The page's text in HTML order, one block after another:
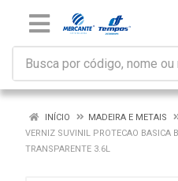
INÍCIO MADEIRA E METAIS
VERNIZ SUVINIL PROTECAO BASICA
TRANSPARENTE 3.6L